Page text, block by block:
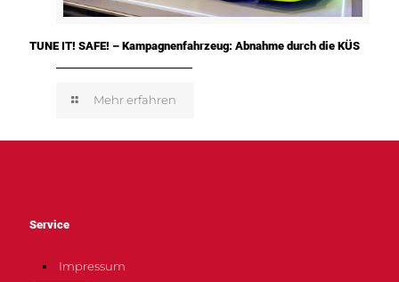
TUNE IT! SAFE! – Kampagnenfahrzeug: Abnahme durch die KÜS
Mehr erfahren
Service
Impressum